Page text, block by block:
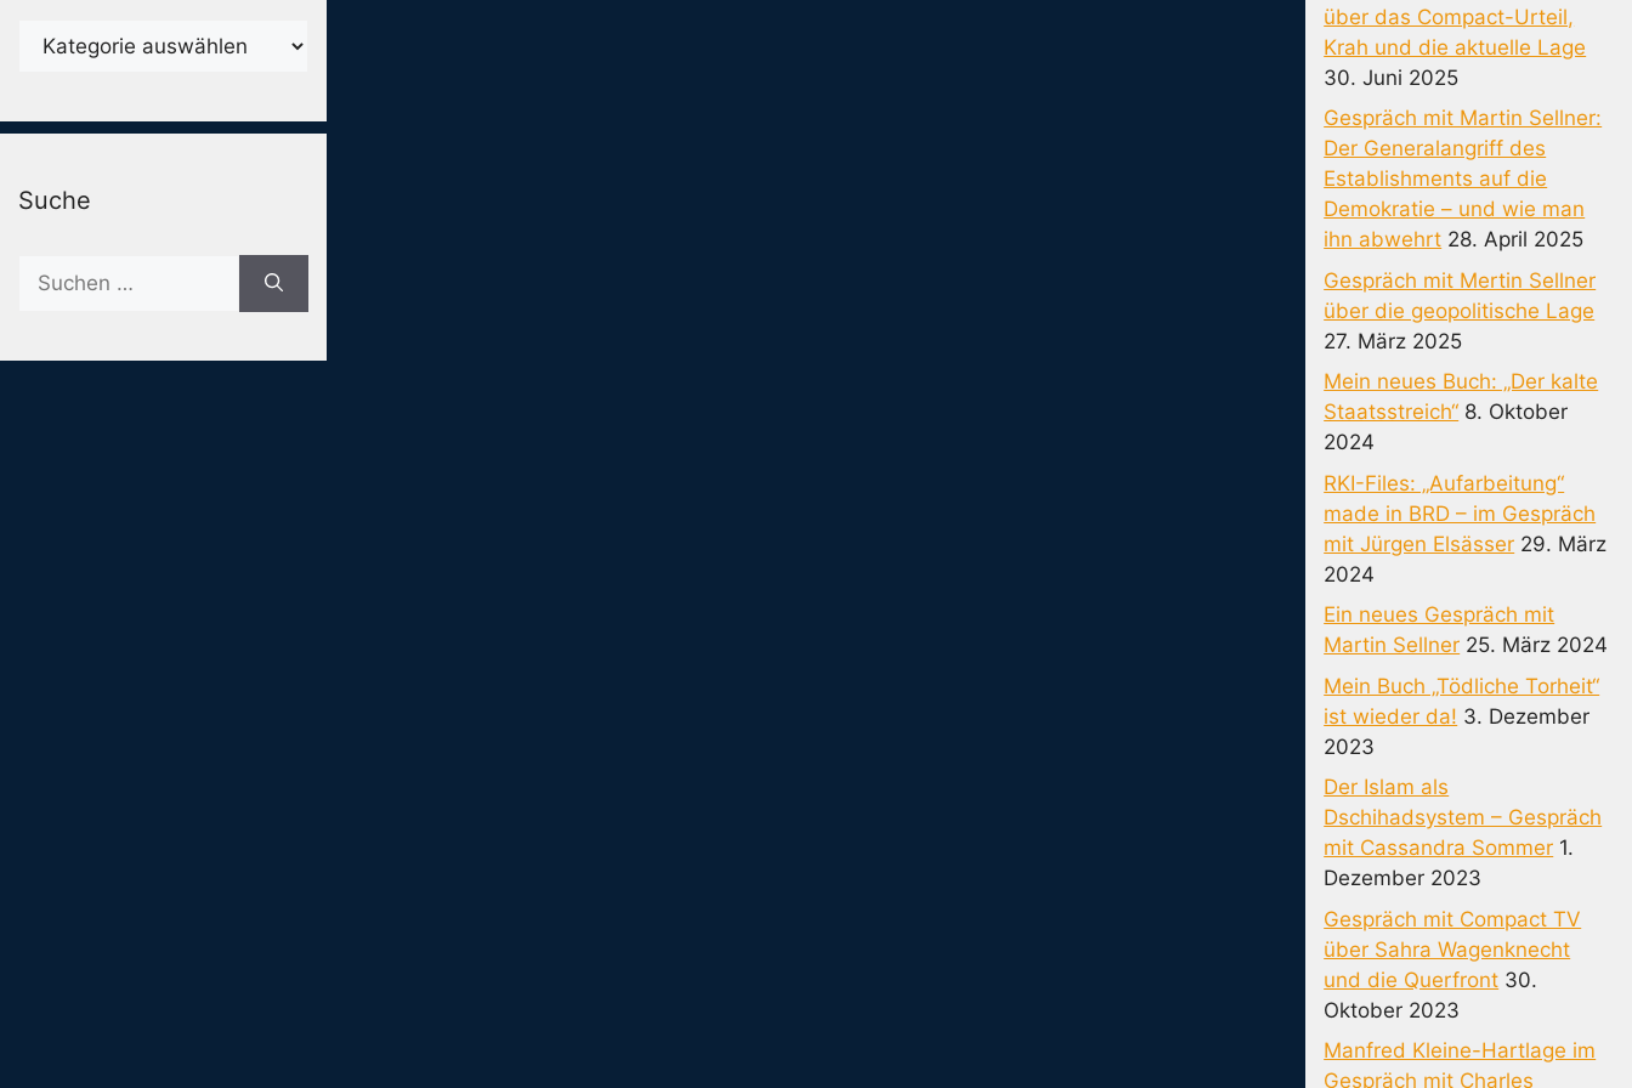
Karegorien
Suche
nach:
über das Compact-Urteil,
Krah und die aktuelle Lage
30. Juni 2025
Gespräch mit Martin Sellner:
Der Generalangriff des
Establishments auf die
Demokratie – und wie man
ihn abwehrt 28. April 2025
Gespräch mit Mertin Sellner
über die geopolitische Lage
27. März 2025
Mein neues Buch: „Der kalte
Staatsstreich“ 8. Oktober
2024
RKI-Files: „Aufarbeitung“
made in BRD – im Gespräch
mit Jürgen Elsässer 29. März
2024
Ein neues Gespräch mit
Martin Sellner 25. März 2024
Mein Buch „Tödliche Torheit“
ist wieder da! 3. Dezember
2023
Der Islam als
Dschihadsystem – Gespräch
mit Cassandra Sommer 1.
Dezember 2023
Gespräch mit Compact TV
über Sahra Wagenknecht
und die Querfront 30.
Oktober 2023
Manfred Kleine-Hartlage im
Gespräch mit Charles